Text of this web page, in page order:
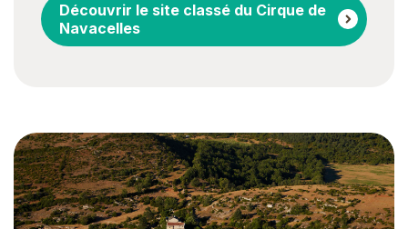
Découvrir le site classé du Cirque de
Navacelles